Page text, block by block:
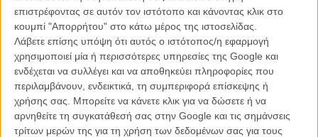
επιστρέφοντας σε αυτόν τον ιστότοπο και κάνοντας κλικ στο
κουμπί "Απορρήτου" στο κάτω μέρος της ιστοσελίδας.
Λάβετε επίσης υπόψη ότι αυτός ο ιστότοπος/η εφαρμογή
χρησιμοποιεί μία ή περισσότερες υπηρεσίες της Google και
ενδέχεται να συλλέγει και να αποθηκεύει πληροφορίες που
περιλαμβάνουν, ενδεικτικά, τη συμπεριφορά επίσκεψης ή
χρήσης σας. Μπορείτε να κάνετε κλικ για να δώσετε ή να
αρνηθείτε τη συγκατάθεσή σας στην Google και τις σημάνσεις
τρίτων μερών της για τη χρήση των δεδομένων σας για τους
Δυστυχώς, το φιλμ της Σάρα Γκέιβρον, δεν κατορθώνει να πάει
πέρα από τα βασικά μιας κομψής αλλά αδιάφορης παραγωγής ενός
BBC της δεκαετίας του 90 (παραδόξως, όχι το είδος των σειρών
που συνήθως γράφει η σεναριογράφος Αμπι Μόργκαν), όταν η
τηλεόραση ήταν κάτι που δεν έπαιρνε ρίσκα που η απλή αφήγηση,
ο συναισθηματισμός και μια σειρά από αναγνωρίσιμα πρόσωπα
αρκούσαν για να σε κρατήσουν στον καναπέ μετά το βραδινό σου.